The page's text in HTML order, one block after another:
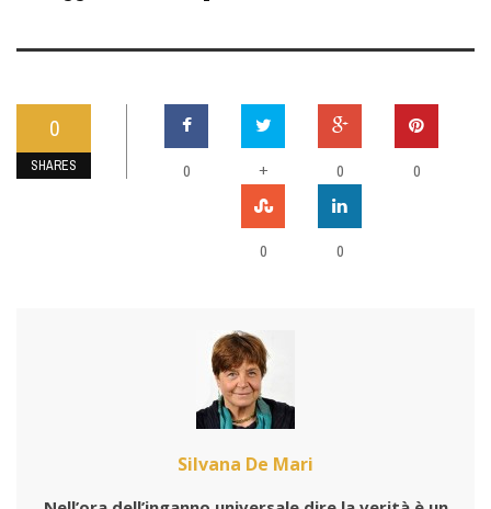
0
SHARES 0 + 0 0
0 0
Silvana De Mari